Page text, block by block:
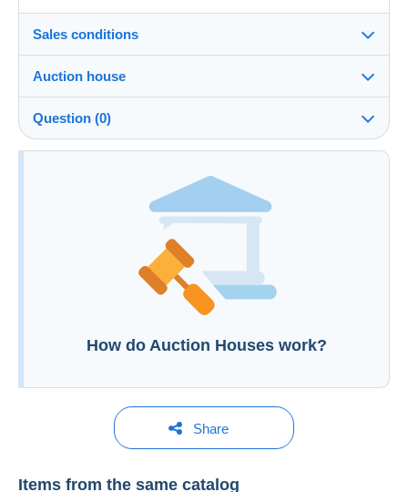
Sales conditions
Fee for buyer : 10 %
Auction house
Question (0)
You must open a session to ask a question.
Open a session
How do Auction Houses work?
Share
Items from the same catalog